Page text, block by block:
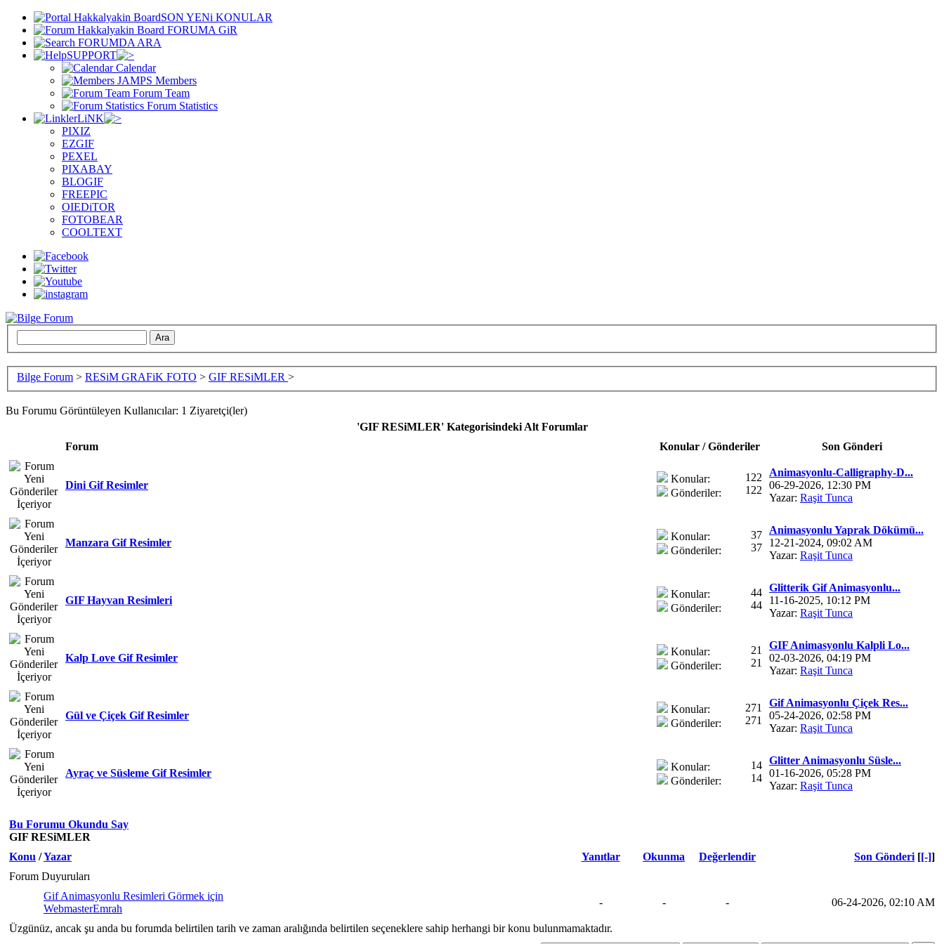
SON YENi KONULAR
FORUMA GiR
FORUMDA ARA
SUPPORT
Calendar
Members
Forum Team
Forum Statistics
LiNK
PIXIZ
EZGIF
PEXEL
PIXABAY
BLOGIF
FREEPIC
OIEDiTOR
FOTOBEAR
COOLTEXT
Bilge Forum > RESiM GRAFiK FOTO > GIF RESiMLER >
Bu Forumu Görüntüleyen Kullanıcılar: 1 Ziyaretçi(ler)
'GIF RESiMLER' Kategorisindeki Alt Forumlar
Forum
Konular / Gönderiler Son Gönderi
Dini Gif Resimler
Konular:
122
Gönderiler:
122
Animasyonlu-Calligraphy-D...
06-29-2026, 12:30 PM
Yazar: Raşit Tunca
Manzara Gif Resimler
Konular:
37
Gönderiler:
37
Animasyonlu Yaprak Dökümü...
12-21-2024, 09:02 AM
Yazar: Raşit Tunca
GIF Hayvan Resimleri
Konular:
44
Gönderiler:
44
Glitterik Gif Animasyonlu...
11-16-2025, 10:12 PM
Yazar: Raşit Tunca
Kalp Love Gif Resimler
Konular:
21
Gönderiler:
21
GIF Animasyonlu Kalpli Lo...
02-03-2026, 04:19 PM
Yazar: Raşit Tunca
Gül ve Çiçek Gif Resimler
Konular:
271
Gönderiler:
271
Gif Animasyonlu Çiçek Res...
05-24-2026, 02:58 PM
Yazar: Raşit Tunca
Ayraç ve Süsleme Gif Resimler
Konular:
14
Gönderiler:
14
Glitter Animasyonlu Süsle...
01-16-2026, 05:28 PM
Yazar: Raşit Tunca
Bu Forumu Okundu Say
GIF RESiMLER
Konu /Yazar Yanıtlar Okunma Değerlendir Son Gönderi [[-]]
Forum Duyuruları
Gif Animasyonlu Resimleri Görmek için
WebmasterEmrah
- - - 06-24-2026, 02:10 AM
Üzgünüz, ancak şu anda bu forumda belirtilen tarih ve zaman aralığında belirtilen seçeneklere sahip herhangi bir konu bulunmamaktadır.